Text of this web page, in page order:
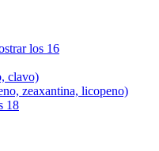
los 16
clavo)
zeaxantina, licopeno)
18